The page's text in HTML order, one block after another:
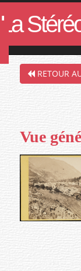
La
RETOUR
Vue